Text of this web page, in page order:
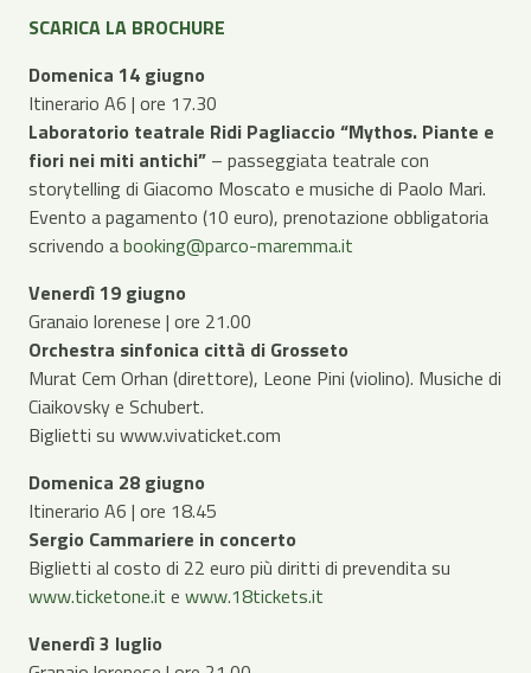
SCARICA LA BROCHURE
Domenica 14 giugno
Itinerario A6 | ore 17.30
Laboratorio teatrale Ridi Pagliaccio “Mythos. Piante e
fiori nei miti antichi” – passeggiata teatrale con
storytelling di Giacomo Moscato e musiche di Paolo Mari.
Evento a pagamento (10 euro), prenotazione obbligatoria
scrivendo abooking@parco-maremma.it
Venerdì 19 giugno
Granaio lorenese | ore 21.00
Orchestra sinfonica città di Grosseto
Murat Cem Orhan (direttore), Leone Pini (violino). Musiche di
Ciaikovsky e Schubert.
Biglietti su www.vivaticket.com
Domenica 28 giugno
Itinerario A6 | ore 18.45
Sergio Cammariere in concerto
Biglietti al costo di 22 euro più diritti di prevendita su
www.ticketone.it e www.18tickets.it
Venerdì 3 luglio